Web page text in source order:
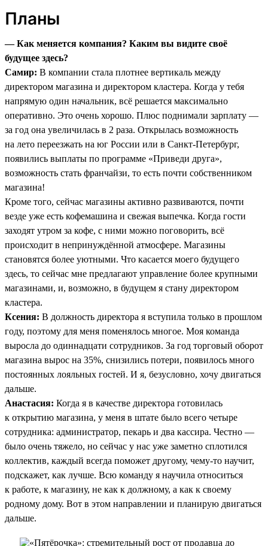
Планы
— Как меняется компания? Каким вы видите своё
будущее здесь?
Самир: В компании стала плотнее вертикаль между
директором магазина и директором кластера. Когда у тебя
напрямую один начальник, всё решается максимально
оперативно. Это очень хорошо. Плюс поднимали зарплату —
за год она увеличилась в 2 раза. Открылась возможность
на лето переезжать на юг России или в Санкт-Петербург,
появились выплаты по программе «Приведи друга»,
возможность стать франчайзи, то есть почти собственником
магазина!
Кроме того, сейчас магазины активно развиваются, почти
везде уже есть кофемашина и свежая выпечка. Когда гости
заходят утром за кофе, с ними можно поговорить, всё
происходит в непринуждённой атмосфере. Магазины
становятся более уютными. Что касается моего будущего
здесь, то сейчас мне предлагают управление более крупными
магазинами, и, возможно, в будущем я стану директором
кластера.
Ксения: В должность директора я вступила только в прошлом
году, поэтому для меня поменялось многое. Моя команда
выросла до одиннадцати сотрудников. За год торговый оборот
магазина вырос на 35%, снизились потери, появилось много
постоянных лояльных гостей. И я, безусловно, хочу двигаться
дальше.
Анастасия: Когда я в качестве директора готовилась
к открытию магазина, у меня в штате было всего четыре
сотрудника: администратор, пекарь и два кассира. Честно —
было очень тяжело, но сейчас у нас уже заметно сплотился
коллектив, каждый всегда поможет другому, чему-то научит,
подскажет, как лучше. Всю команду я научила относиться
к работе, к магазину, не как к должному, а как к своему
родному дому. Вот в этом направлении и планирую двигаться
дальше.